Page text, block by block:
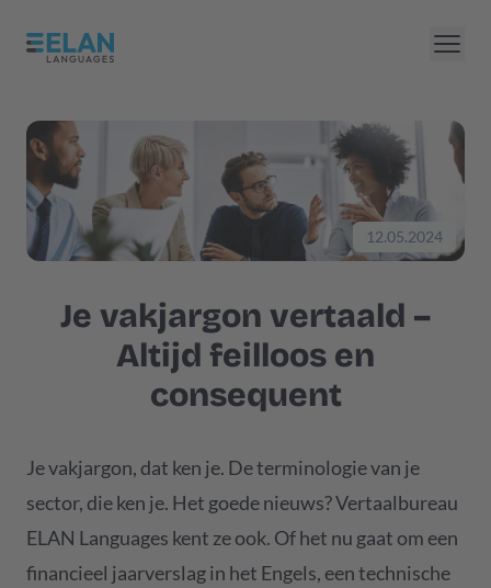
12.05.2024
Je vakjargon vertaald –
Altijd feilloos en
consequent
Je vakjargon, dat ken je. De terminologie van je
sector, die ken je. Het goede nieuws? Vertaalbureau
ELAN Languages kent ze ook. Of het nu gaat om een
financieel jaarverslag in het Engels, een technische